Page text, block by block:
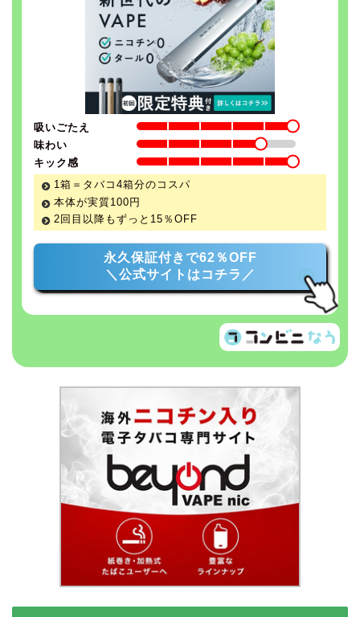
吸いごたえ
味わい
キック感
1箱＝タバコ4箱分のコスパ
本体が実質100円
2回目以降もずっと 15％ OFF
永久保証付きで62％OFF
＼公式サイトはコチラ／